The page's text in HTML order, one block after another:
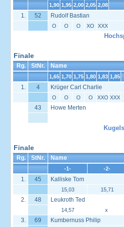
1,90 1,95 2,00 2,05 2,08
1. 52 Rudolf Bastian
O O O XO XXX
Finale
Rg. StNr. Name
1,65 1,70 1,75 1,80 1,83 1,85
1. 4 Krüger Carl Charlie
O O O O XXO XXX
43 Howe Merten
Finale
Rg. StNr. Name
-1- -2-
1. 45 Kalliske Tom
15,03 15,71
2. 48 Leukroth Ted
14,57 x
3. 69 Kumbernuss Philip